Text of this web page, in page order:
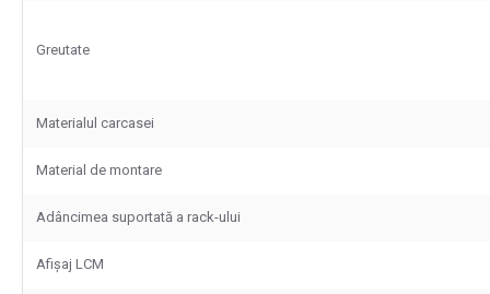
Greutate
Materialul carcasei
Material de montare
Adâncimea suportată a rack-ului
Afișaj LCM